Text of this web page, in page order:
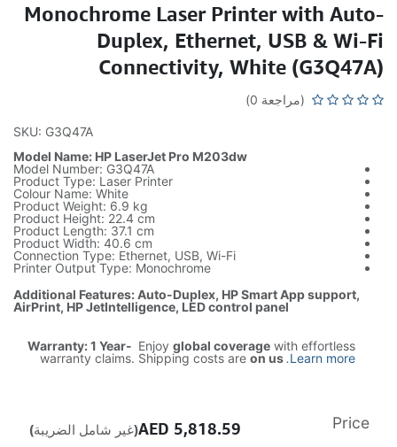
Monochrome Laser Printer with Auto-
Duplex, Ethernet, USB & Wi-Fi
Connectivity, White (G3Q47A)
(مراجعة 0)
SKU: G3Q47A
Model Name: HP LaserJet Pro M203dw
Model Number: G3Q47A
Product Type: Laser Printer
Colour Name: White
Product Weight: 6.9 kg
Product Height: 22.4 cm
Product Length: 37.1 cm
Product Width: 40.6 cm
Connection Type: Ethernet, USB, Wi-Fi
Printer Output Type: Monochrome
Additional Features: Auto-Duplex, HP Smart App support,
AirPrint, HP JetIntelligence, LED control panel
Warranty: 1 Year- Enjoy global coverage with effortless
warranty claims. Shipping costs are on us.Learn more
Price
5,818.59 (غير شامل الضريبة)